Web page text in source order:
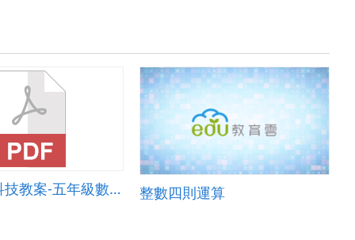
前瞻計畫科技教案-五年級數學教學活動設計 整數四則運算